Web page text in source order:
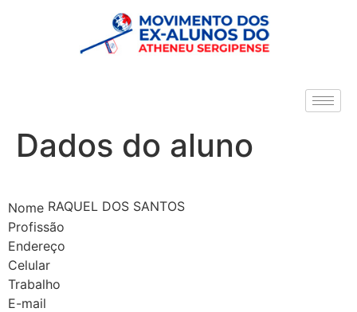
Dados do aluno
Nome RAQUEL DOS SANTOS
Profissão
Endereço
Celular
Trabalho
E-mail